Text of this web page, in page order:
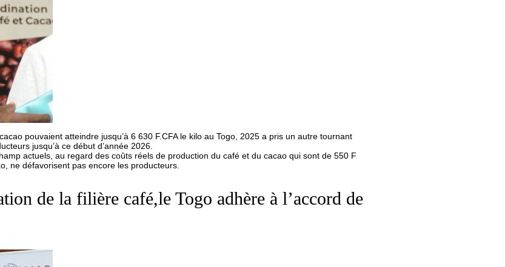
pouvaient atteindre jusqu’à 6 630 F.CFA le kilo au Togo, 2025 a pris un autre tournant
jusqu’à ce début d’année 2026.
actuels, au regard des coûts réels de production du café et du cacao qui sont de 550 F
ne défavorisent pas encore les producteurs.
de la filière café,le Togo adhère à l’accord de